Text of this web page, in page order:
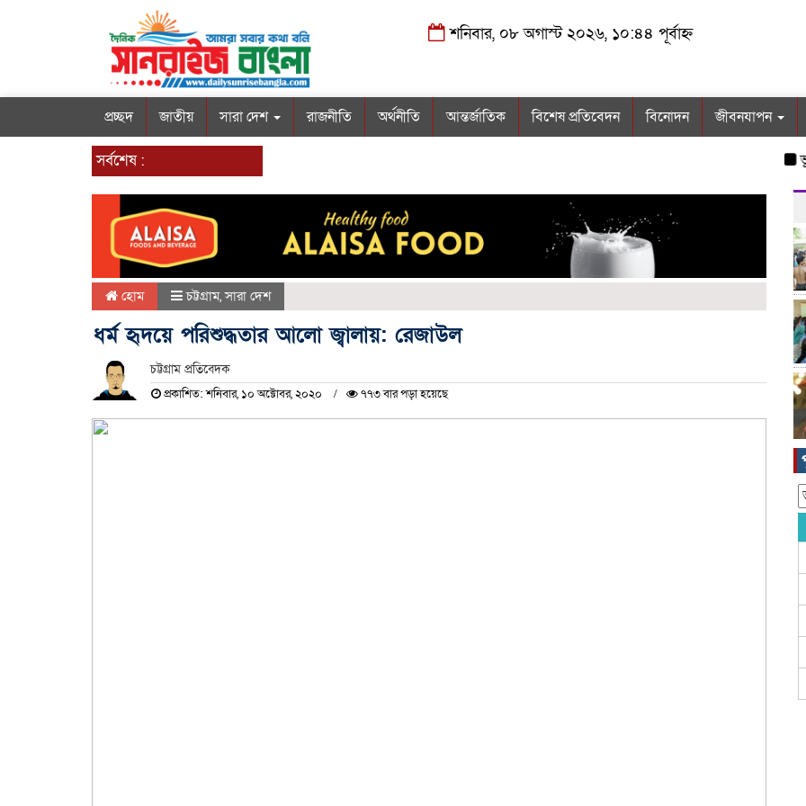
শনিবার, ০৮ অগাস্ট ২০২৬, ১০:৪৪ পূর্বাহ্ন
প্রচ্ছদ জাতীয় সারা দেশ রাজনীতি অর্থনীতি আন্তর্জাতিক বিশেষ প্রতিবেদন বিনোদন জীবনযাপন
সর্বশেষ :
হোম চট্টগ্রাম,সারা দেশ
ধর্ম হৃদয়ে পরিশুদ্ধতার আলো জ্বালায়: রেজাউল
চট্টগ্রাম প্রতিবেদক
প্রকাশিত: শনিবার, ১০ অক্টোবর, ২০২০ ৭৭৩ বার পড়া হয়েছে